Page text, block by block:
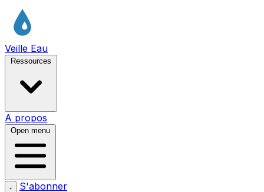
Veille Eau
Ressources
A propos
Open menu
S'abonner